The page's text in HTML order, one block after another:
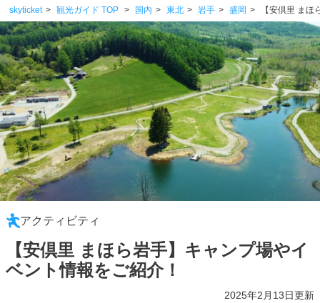
skyticket 観光ガイド TOP 国内 東北 岩手 盛岡 【安倶里 ま
アクティビティ
【安倶里 まほら岩手】キャンプ場やイ
ベント情報をご紹介！
2025年2月13日更新